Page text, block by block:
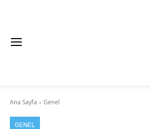
Ana Sayfa Genel
GENEL